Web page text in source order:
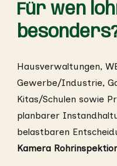
Für wen
Hausverwaltungen,
Gewerbe/Industrie,
Kitas/Schulen sowie
planbarer
belastbaren
Kamera